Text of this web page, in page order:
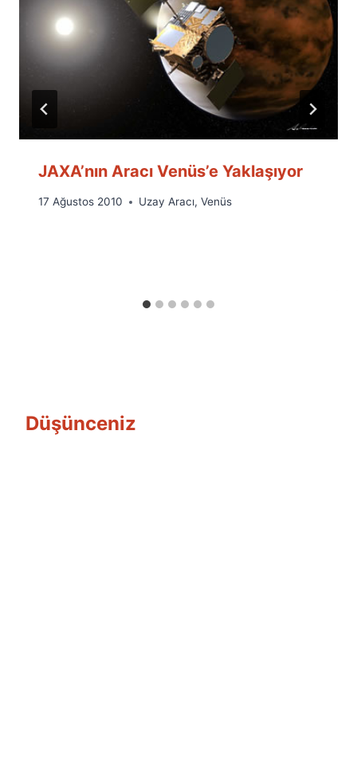
JAXA’nın Aracı Venüs’e Yaklaşıyor
By
17 Ağustos 2010 Uzay Aracı, Venüs
Düşünceniz